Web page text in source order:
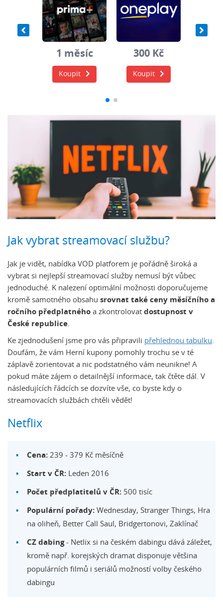
1 měsíc
Koupit
300 Kč
Koupit
Jak vybrat streamovací službu?
Jak je vidět, nabídka VOD platforem je pořádně široká a
vybrat si nejlepší streamovací služby nemusí být vůbec
jednoduché. K nalezení optimální možnosti doporučujeme
kromě samotného obsahu srovnat také ceny měsíčního a
ročního předplatného a zkontrolovat dostupnost v
České republice.
Ke zjednodušení jsme pro vás připravili přehlednou tabulku.
Doufám, že vám Herní kupony pomohly trochu se v té
záplavě zorientovat a nic podstatného vám neunikne! A
pokud máte zájem o detailnější informace, tak čtěte dál. V
následujících řádcích se dozvíte vše, co byste kdy o
streamovacích službách chtěli vědět!
Netflix
Cena:239 - 379 Kč měsíčně
Start v ČR:Leden 2016
Počet předplatitelů v ČR:500 tisíc
Populární pořady:Wednesday, Stranger Things, Hra
na oliheň, Better Call Saul, Bridgertonovi, Zaklínač
CZ dabing- Netlix si na českém dabingu dává záležet,
kromě např. korejských dramat disponuje většina
populárních filmů i seriálů možností volby českého
dabingu